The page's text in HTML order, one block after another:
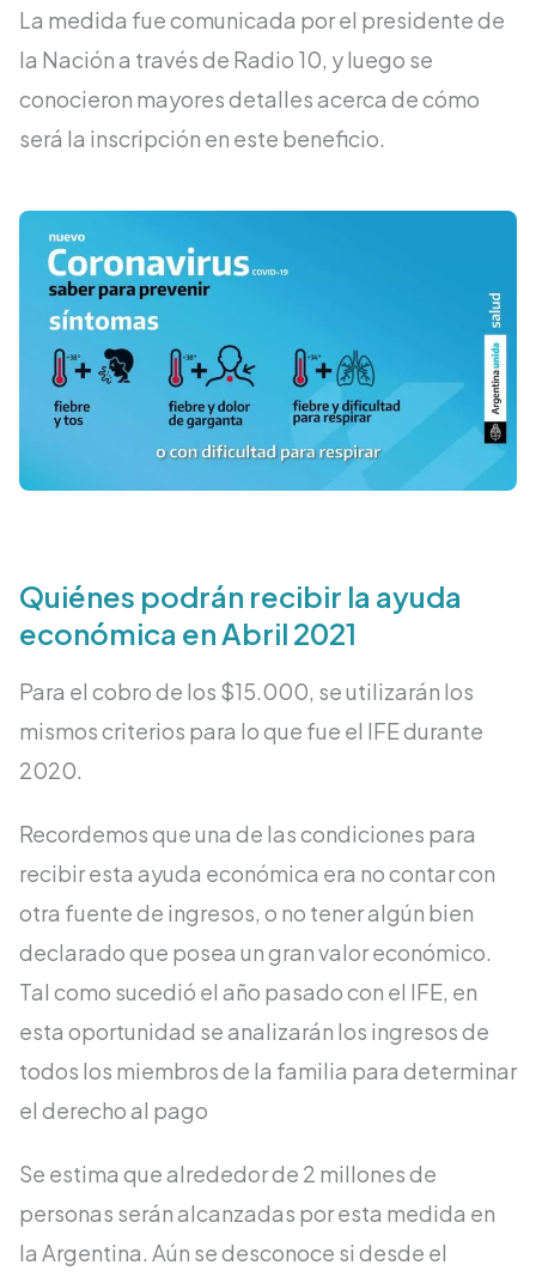
La medida fue comunicada por el presidente de
la Nación a través de Radio 10, y luego se
conocieron mayores detalles acerca de cómo
será la inscripción en este beneficio.
Quiénes podrán recibir la ayuda
económica en Abril 2021
Para el cobro de los $15.000, se utilizarán los
mismos criterios para lo que fue el IFE durante
2020.
Recordemos que una de las condiciones para
recibir esta ayuda económica era no contar con
otra fuente de ingresos, o no tener algún bien
declarado que posea un gran valor económico.
Tal como sucedió el año pasado con el IFE, en
esta oportunidad se analizarán los ingresos de
todos los miembros de la familia para determinar
el derecho al pago
Se estima que alrededor de 2 millones de
personas serán alcanzadas por esta medida en
la Argentina. Aún se desconoce si desde el